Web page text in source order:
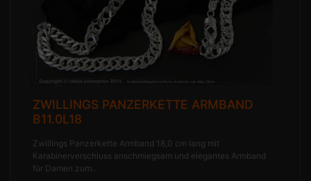
ZWILLINGS PANZERKETTE ARMBAND
B11.0L18
Zwillings Panzerkette Armband 18,0 cm lang mit
Karabinerverschluss anschmiegsam und elegantes Armband
für Damen zum..